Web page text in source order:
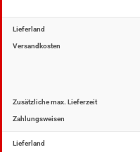
Lieferland
Versandkosten
Zusätzliche max. Lieferzeit
Zahlungsweisen
Lieferland